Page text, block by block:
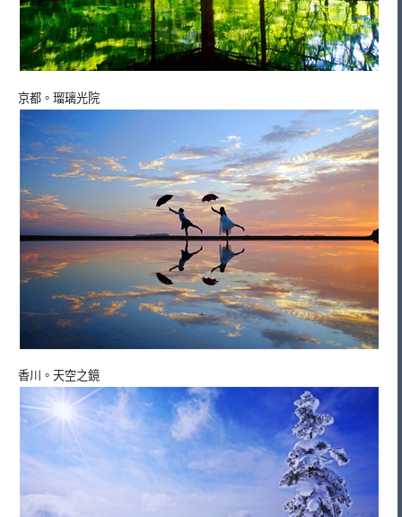
京都。瑠璃光院
香川。天空之鏡